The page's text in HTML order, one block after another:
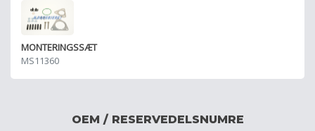
MONTERINGSSÆT
MS11360
OEM / RESERVEDELSNUMRE